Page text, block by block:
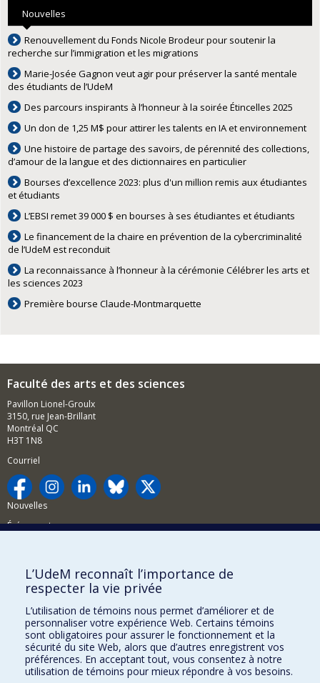
Nouvelles
Renouvellement du Fonds Nicole Brodeur pour soutenir la
recherche sur l’immigration et les migrations
Marie-Josée Gagnon veut agir pour préserver la santé mentale
des étudiants de l’UdeM
Des parcours inspirants à l’honneur à la soirée Étincelles 2025
Un don de 1,25 M$ pour attirer les talents en IA et environnement
Une histoire de partage des savoirs, de pérennité des collections,
d’amour de la langue et des dictionnaires en particulier
Bourses d’excellence 2023: plus d'un million remis aux étudiantes
et étudiants
L’EBSI remet 39 000 $ en bourses à ses étudiantes et étudiants
Le financement de la chaire en prévention de la cybercriminalité
de l’UdeM est reconduit
La reconnaissance à l’honneur à la cérémonie Célébrer les arts et
les sciences 2023
Première bourse Claude-Montmarquette
Faculté des arts et des sciences
Pavillon Lionel-Groulx
3150, rue Jean-Brillant
Montréal QC
H3T 1N8
Courriel
Nouvelles
Événements
BESOIN D'AIDE?
Plan du site
Signaler une erreur
Accessibilité
FACULTÉ DES ARTS ET DES SCIENCES
L’UdeM reconnaît l’importance de
respecter la vie privée
L’utilisation de témoins nous permet d’améliorer et de
personnaliser votre expérience Web. Certains témoins
sont obligatoires pour assurer le fonctionnement et la
sécurité du site Web, alors que d’autres enregistrent vos
préférences. En acceptant tout, vous consentez à notre
utilisation de témoins pour mieux répondre à vos besoins.